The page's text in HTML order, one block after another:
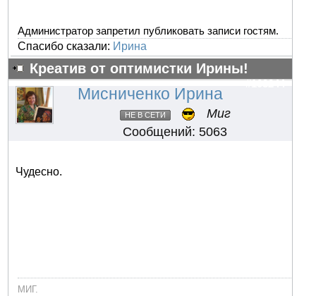
Администратор запретил публиковать записи гостям.
Спасибо сказали: Ирина
Креатив от оптимистки Ирины!
#103244
Мисниченко Ирина
НЕ В СЕТИ
Миг
Сообщений: 5063
Чудесно.
МИГ.